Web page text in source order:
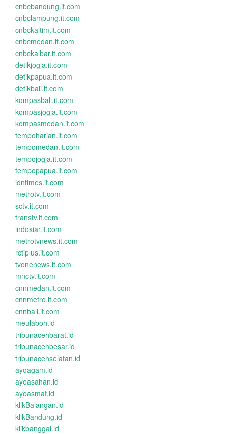
cnbcbandung.it.com
cnbclampung.it.com
cnbckaltim.it.com
cnbcmedan.it.com
cnbckalbar.it.com
detikjogja.it.com
detikpapua.it.com
detikbali.it.com
kompasbali.it.com
kompasjogja.it.com
kompasmedan.it.com
tempoharian.it.com
tempomedan.it.com
tempojogja.it.com
tempopapua.it.com
idntimes.it.com
metrotv.it.com
sctv.it.com
transtv.it.com
indosiar.it.com
metrotvnews.it.com
rctiplus.it.com
tvonenews.it.com
mnctv.it.com
cnnmedan.it.com
cnnmetro.it.com
cnnbali.it.com
meulaboh.id
tribunacehbarat.id
tribunacehbesar.id
tribunacehselatan.id
ayoagam.id
ayoasahan.id
ayoasmat.id
klikBalangan.id
klikBandung.id
klikbanggai.id